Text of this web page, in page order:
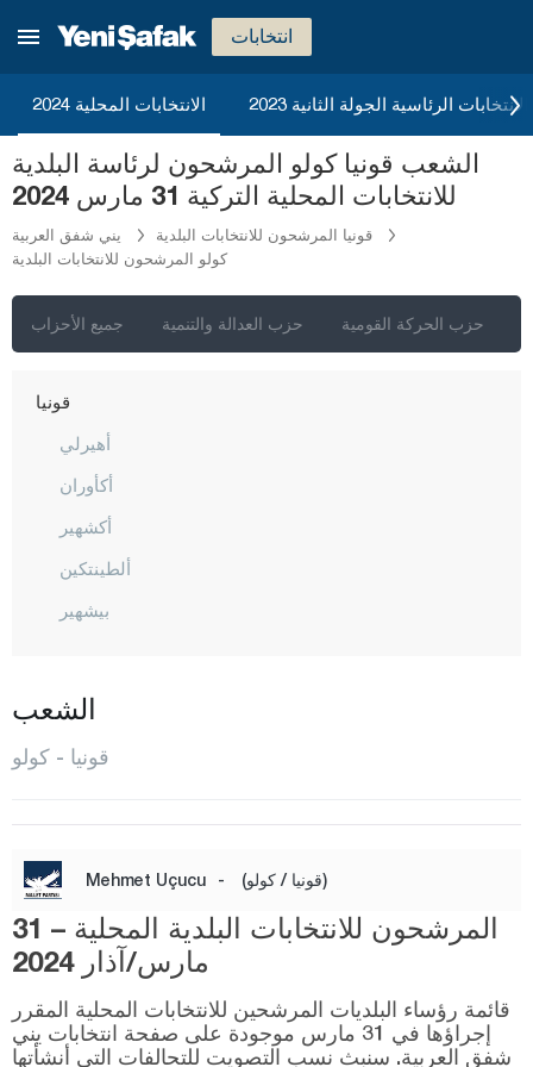
انتخابات
الانتخابات المحلية 2024 2023 الانتخابات الرئاسية الجولة الثانية
الشعب قونيا كولو المرشحون لرئاسة البلدية
للانتخابات المحلية التركية 31 مارس 2024
يني شفق العربية
قونيا المرشحون للانتخابات البلدية
كولو المرشحون للانتخابات البلدية
جميع الأحزاب حزب العدالة والتنمية حزب الحركة القومية
كاستاموني
كلّس
كيركالي
قرقلر ايلي
قوجه ايلي
قونيا
أهيرلي
أكأوران
أكشهير
ألطينتكين
بيشهير
شلتيك
شومارا
ديربوجاك
دوغان حصار
أمير غازي
إيريغيلي
غوني سينير
الشعب
قونيا - كولو
Mehmet Uçucu - (قونيا / كولو)
المرشحون للانتخابات البلدية المحلية – 31
مارس/آذار 2024
قائمة رؤساء البلديات المرشحين للانتخابات المحلية المقرر
إجراؤها في 31 مارس موجودة على صفحة انتخابات يني
شفق العربية. سنبث نسب التصويت للتحالفات التي أنشأتها